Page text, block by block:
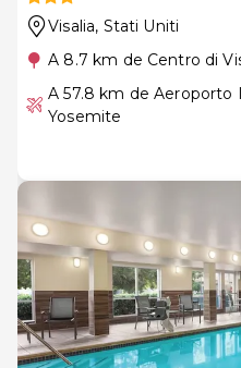
Visalia, Stati Uniti
A 8.7 km de Centro di
A 57.8 km de Aeroporto
Yosemite